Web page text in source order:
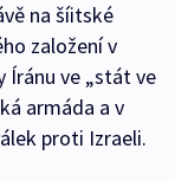
na šíitské
založení v
Íránu ve „stát ve
armáda a v
proti Izraeli.